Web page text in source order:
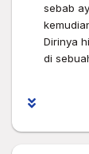
sebab
Dirinya
di